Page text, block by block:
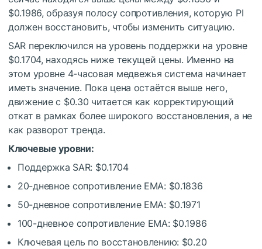
$0.1986, образуя полосу сопротивления, которую PI
должен восстановить, чтобы изменить ситуацию.
SAR переключился на уровень поддержки на уровне
$0.1704, находясь ниже текущей цены. Именно на
этом уровне 4-часовая медвежья система начинает
иметь значение. Пока цена остаётся выше него,
движение с $0.30 читается как корректирующий
откат в рамках более широкого восстановления, а не
как разворот тренда.
Ключевые уровни:
Поддержка SAR: $0.1704
20-дневное сопротивление EMA: $0.1836
50-дневное сопротивление EMA: $0.1971
100-дневное сопротивление EMA: $0.1986
Ключевая цель по восстановлению: $0.20